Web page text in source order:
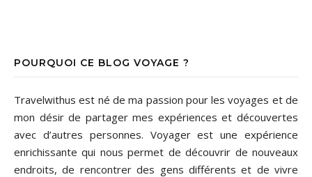
POURQUOI CE BLOG VOYAGE ?
Travelwithus est né de ma passion pour les voyages et de
mon désir de partager mes expériences et découvertes
avec d’autres personnes. Voyager est une expérience
enrichissante qui nous permet de découvrir de nouveaux
endroits, de rencontrer des gens différents et de vivre